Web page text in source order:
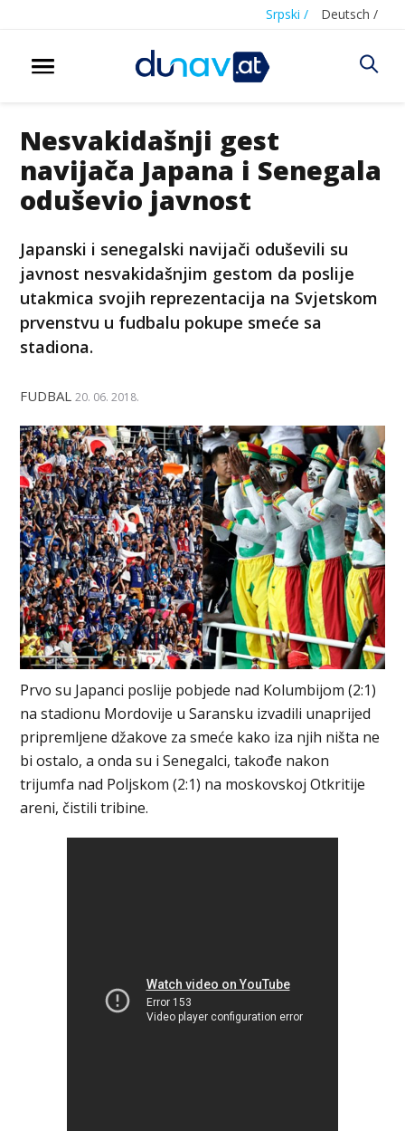
Srpski / Deutsch /
Nesvakidašnji gest
navijača Japana i Senegala
oduševio javnost
Japanski i senegalski navijači oduševili su
javnost nesvakidašnjim gestom da poslije
utakmica svojih reprezentacija na Svjetskom
prvenstvu u fudbalu pokupe smeće sa
stadiona.
FUDBAL 20. 06. 2018.
Prvo su Japanci poslije pobjede nad Kolumbijom (2:1)
na stadionu Mordovije u Saransku izvadili unaprijed
pripremljene džakove za smeće kako iza njih ništa ne
bi ostalo, a onda su i Senegalci, takođe nakon
trijumfa nad Poljskom (2:1) na moskovskoj Otkritije
areni, čistili tribine.